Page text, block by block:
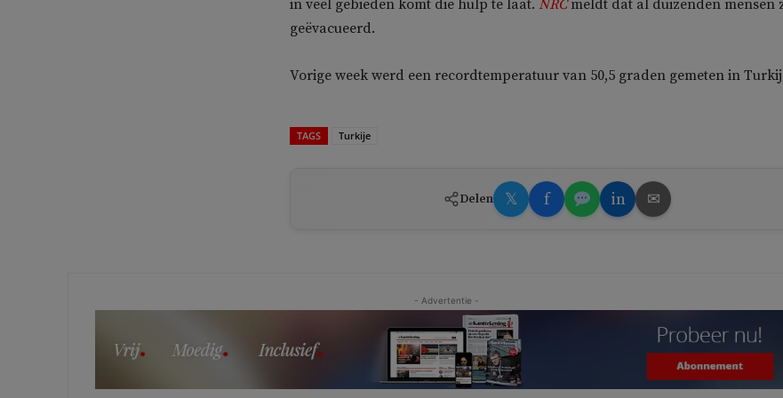
in veel gebieden komt die hulp te laat. NRCmeldt dat al duizenden mensen
geëvacueerd.
Vorige week werd een recordtemperatuur van 50,5 graden gemeten in
TAGS Turkije
Delen 𝕏 f in ✉
- Advertentie -